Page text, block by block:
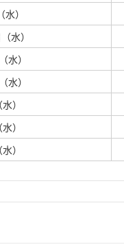
）
水）
水）
水）
）
）
）